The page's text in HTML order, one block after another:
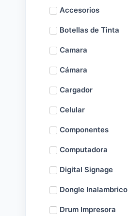
Accesorios
Botellas de Tinta
Camara
Cámara
Cargador
Celular
Componentes
Computadora
Digital Signage
Dongle Inalambrico
Drum Impresora